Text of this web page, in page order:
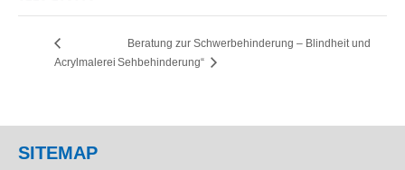
Acrylmalerei
Beratung zur Schwerbehinderung – Blindheit und
Sehbehinderung“
SITEMAP